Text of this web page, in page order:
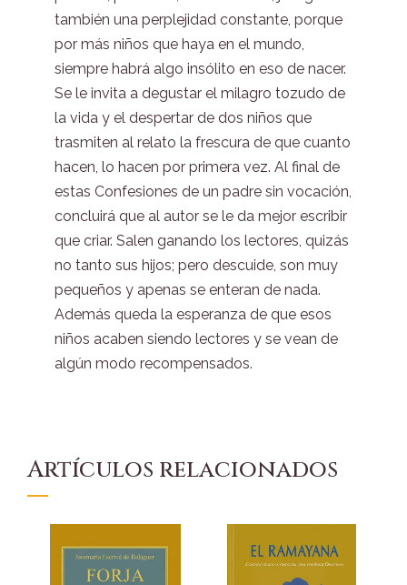
también una perplejidad constante, porque
por más niños que haya en el mundo,
siempre habrá algo insólito en eso de nacer.
Se le invita a degustar el milagro tozudo de
la vida y el despertar de dos niños que
trasmiten al relato la frescura de que cuanto
hacen, lo hacen por primera vez. Al final de
estas Confesiones de un padre sin vocación,
concluirá que al autor se le da mejor escribir
que criar. Salen ganando los lectores, quizás
no tanto sus hijos; pero descuide, son muy
pequeños y apenas se enteran de nada.
Además queda la esperanza de que esos
niños acaben siendo lectores y se vean de
algún modo recompensados.
Artículos relacionados